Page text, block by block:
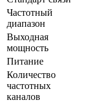
Частотный
диапазон
Выходная
мощность
Питание
Количество
частотных
каналов